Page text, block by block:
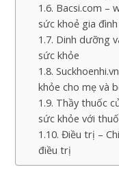
Bacsi.com –
sức khoẻ gia đình
Dinh dưỡng
sức khỏe
khỏe cho mẹ và
Thầy thuốc
sức khỏe với
Điều trị –
điều trị